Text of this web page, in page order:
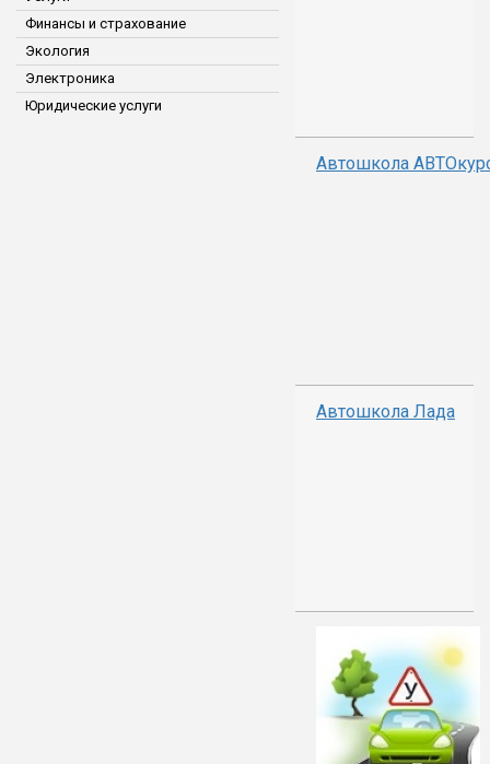
Финансы и страхование
Экология
Электроника
Юридические услуги
Автошкола
Автошкола Лада